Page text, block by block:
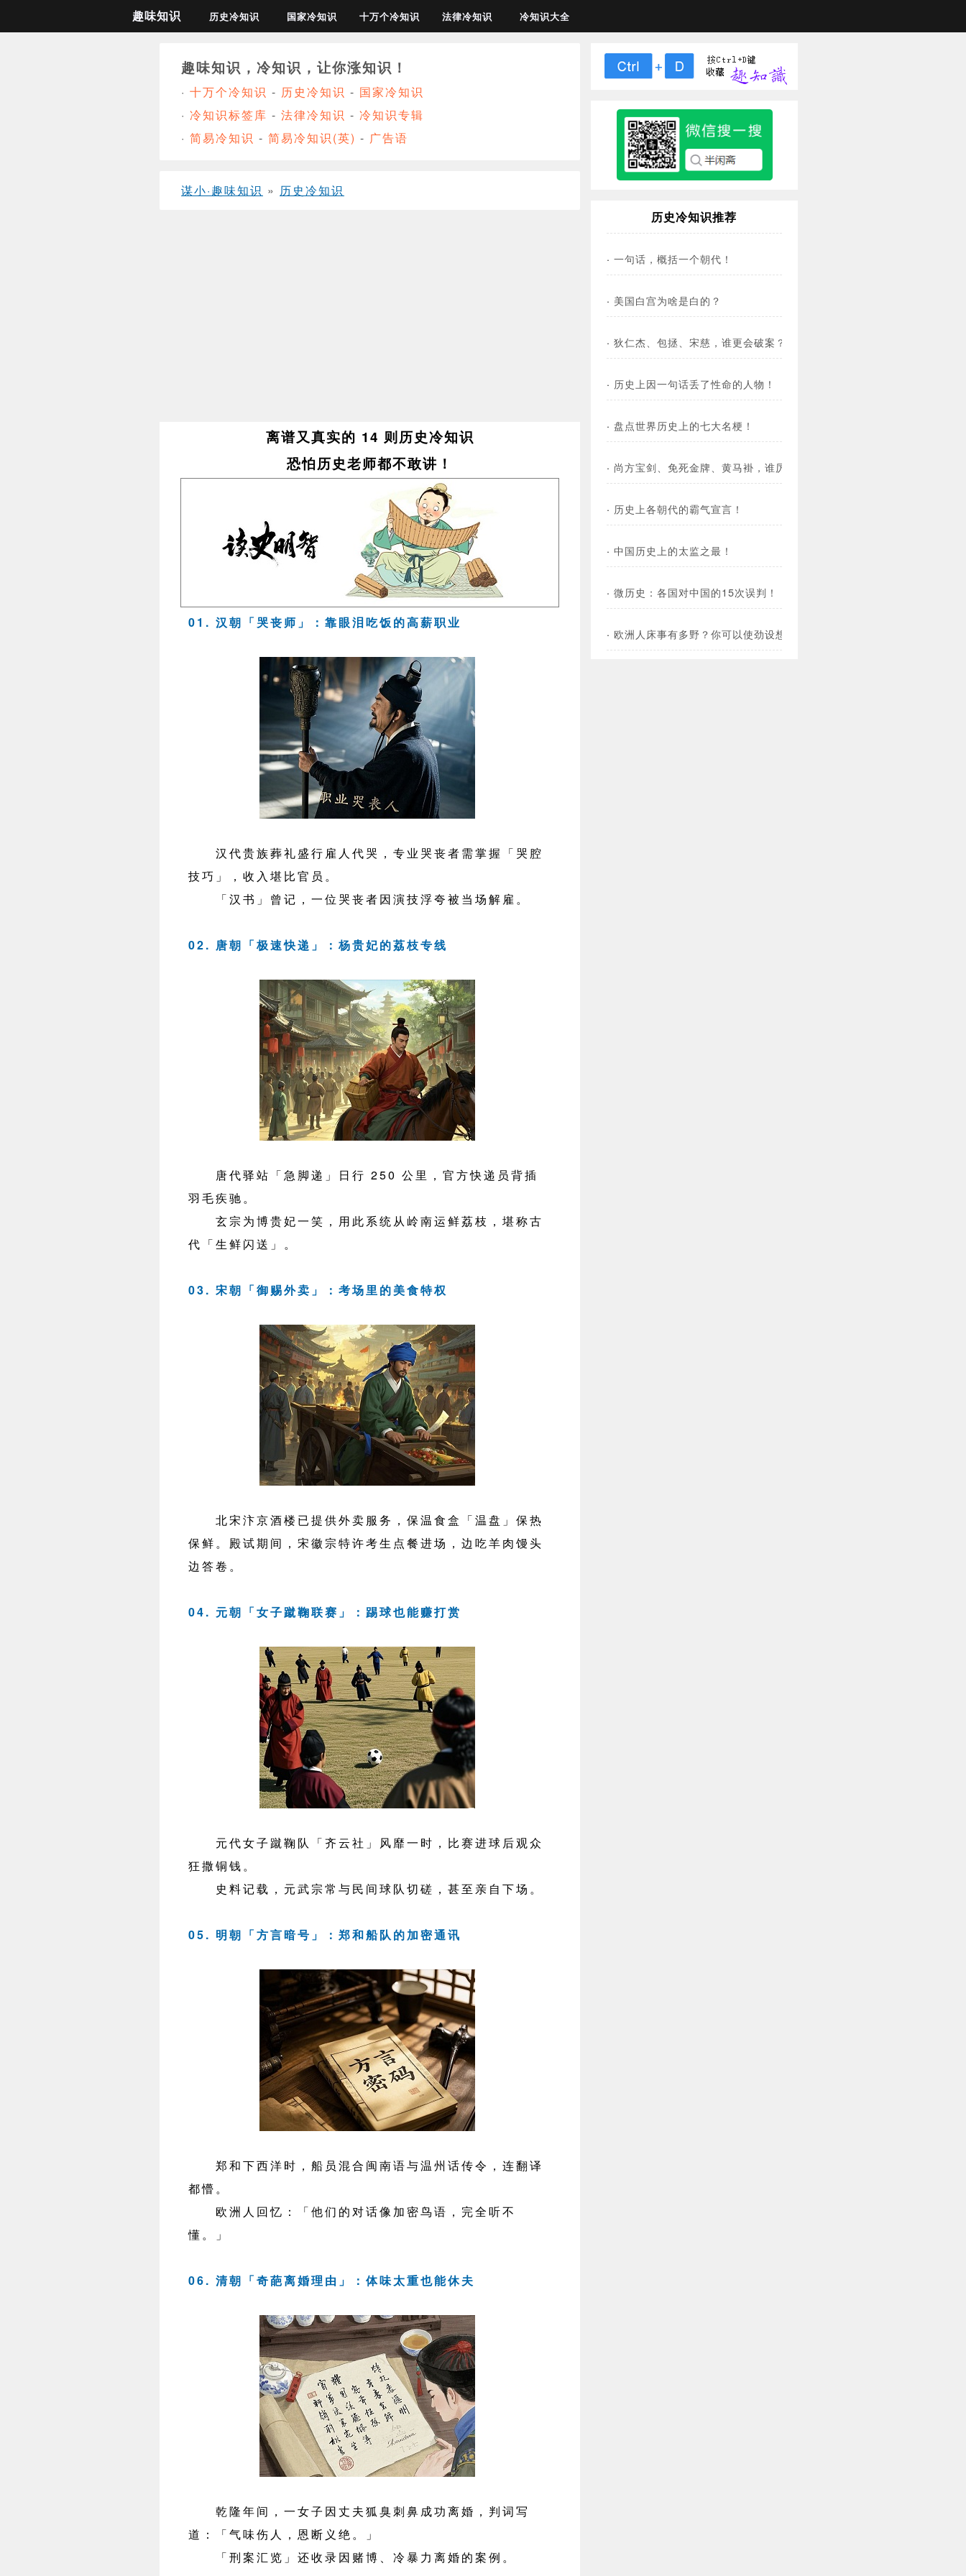
趣味知识 历史冷知识 国家冷知识 十万个冷知识 法律冷知识 冷知识大全
趣味知识，冷知识，让你涨知识！
· 十万个冷知识 - 历史冷知识 - 国家冷知识
· 冷知识标签库 - 法律冷知识 - 冷知识专辑
· 简易冷知识 - 简易冷知识(英) - 广告语
谋小·趣味知识 » 历史冷知识
离谱又真实的 14 则历史冷知识
恐怕历史老师都不敢讲！
01. 汉朝「哭丧师」：靠眼泪吃饭的高薪职业
汉代贵族葬礼盛行雇人代哭，专业哭丧者需掌握「哭腔
技巧」，收入堪比官员。
「汉书」曾记，一位哭丧者因演技浮夸被当场解雇。
02. 唐朝「极速快递」：杨贵妃的荔枝专线
唐代驿站「急脚递」日行 250 公里，官方快递员背插
羽毛疾驰。
玄宗为博贵妃一笑，用此系统从岭南运鲜荔枝，堪称古
代「生鲜闪送」。
03. 宋朝「御赐外卖」：考场里的美食特权
北宋汴京酒楼已提供外卖服务，保温食盒「温盘」保热
保鲜。殿试期间，宋徽宗特许考生点餐进场，边吃羊肉馒头
边答卷。
04. 元朝「女子蹴鞠联赛」：踢球也能赚打赏
元代女子蹴鞠队「齐云社」风靡一时，比赛进球后观众
狂撒铜钱。
史料记载，元武宗常与民间球队切磋，甚至亲自下场。
05. 明朝「方言暗号」：郑和船队的加密通讯
郑和下西洋时，船员混合闽南语与温州话传令，连翻译
都懵。
欧洲人回忆：「他们的对话像加密鸟语，完全听不
懂。」
06. 清朝「奇葩离婚理由」：体味太重也能休夫
乾隆年间，一女子因丈夫狐臭刺鼻成功离婚，判词写
道：「气味伤人，恩断义绝。」
「刑案汇览」还收录因赌博、冷暴力离婚的案例。
历史冷知识推荐
· 一句话，概括一个朝代！
· 美国白宫为啥是白的？
· 狄仁杰、包拯、宋慈，谁更会破案？
· 历史上因一句话丢了性命的人物！
· 盘点世界历史上的七大名梗！
· 尚方宝剑、免死金牌、黄马褂，谁厉害？
· 历史上各朝代的霸气宣言！
· 中国历史上的太监之最！
· 微历史：各国对中国的15次误判！
· 欧洲人床事有多野？你可以使劲设想！